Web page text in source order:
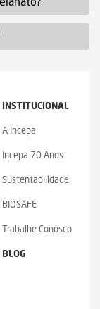
INSTITUCIONAL
A Incepa
Incepa 70 Anos
Sustentabilidade
BIOSAFE
Trabalhe Conosco
BLOG